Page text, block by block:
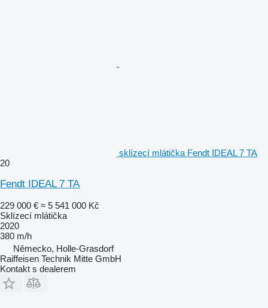
sklízecí mlátička Fendt IDEAL 7 TA
20
Fendt IDEAL 7 TA
229 000 € ≈ 5 541 000 Kč
Sklízecí mlátička
2020
380 m/h
Německo, Holle-Grasdorf
Raiffeisen Technik Mitte GmbH
Kontakt s dealerem